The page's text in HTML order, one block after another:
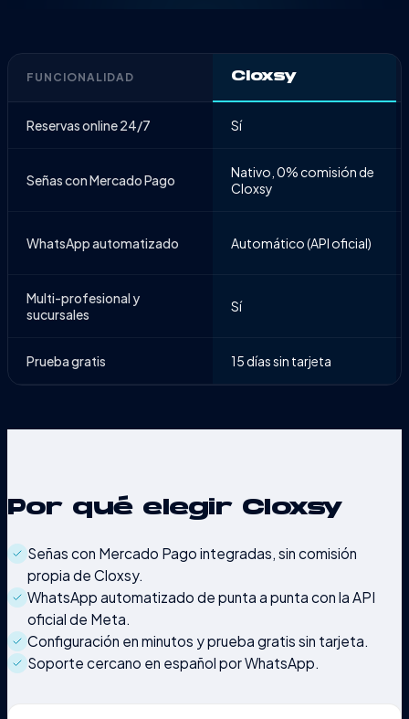
FUNCIONALIDAD Cloxsy
Reservas online 24/7 Sí
Señas con Mercado Pago
Nativo, 0% comisión de
Cloxsy
WhatsApp automatizado Automático (API oficial)
Multi-profesional y
sucursales
Sí
Prueba gratis 15 días sin tarjeta
Por qué elegir Cloxsy
Señas con Mercado Pago integradas, sin comisión
propia de Cloxsy.
WhatsApp automatizado de punta a punta con la API
oficial de Meta.
Configuración en minutos y prueba gratis sin tarjeta.
Soporte cercano en español por WhatsApp.